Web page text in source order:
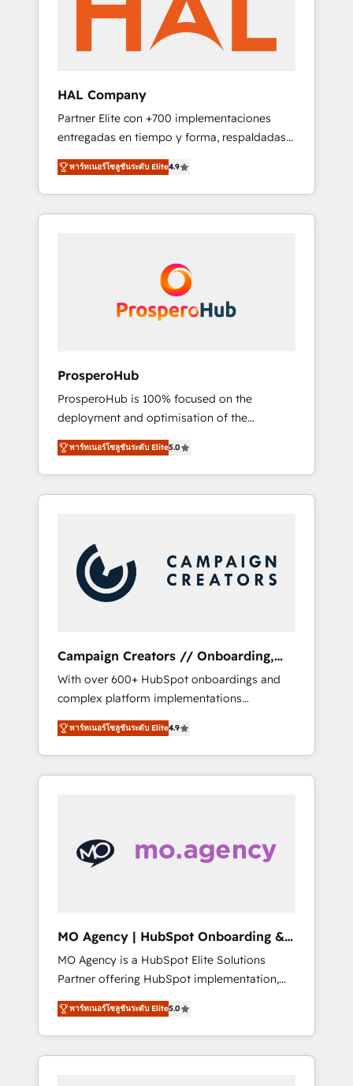
With extensive experience working with tech
companies and manufacturers since 2002,
we are committed to empowering our clients
implementation and seamless integration of
the CRM platform into your digital
ecosystem. Would you like support in
deploying your inbound marketing strategy?
We'll provide support tailored to your needs
and sales objectives. With 125+ certifications,
we are part of the most certified Canadian
coast), our services are offered in both
HAL Company
Partner Elite con +700 implementaciones
entregadas en tiempo y forma, respaldadas
por 6 acreditaciones de HubSpot y un
equipo de 6 Certified Trainers avalados por
HubSpot Academy. Acompañamos a las
empresas en cada etapa de su crecimiento
Nos caracterizamos por combinar excelencia
técnica con una mirada estratégica a largo
พาร์ทเนอร์โซลูชันระดับ Elite4.9
ProsperoHub
ProsperoHub is 100% focused on the
deployment and optimisation of the
HubSpot CRM platform. Our highly
experienced team of solutions experts will
ensure that you achieve maximum adoption
and ROI from your HubSpot investment. Use
your team on their HubSpot journey, design
and implement your processes and skilfully
bring your revenue infrastructure to life. Our
collaborative approach keeps you in control
supported over 500 organisations with
HubSpot implementation, optimisation,
training, and adoption assurance. Our tried
and tested Roadmap methodology will
ensure that you receive the best deployment
experience possible. Whether you are new to
HubSpot or seeking to turn around a poor
พาร์ทเนอร์โซลูชันระดับ Elite5.0
Campaign Creators // Onboarding,
CRM Migration
With over 600+ HubSpot onboardings and
complex platform implementations
delivered, CC is the go-to Elite Solutions
Partner for businesses ready to migrate,
replatform, and scale smarter. We specialize
in high-impact CRM and CMS migrations and
turning fragmented systems into unified,
growth-ready HubSpot architectures that
custom integrations across your full tech
stack. - Custom object setup, CMS builds, and
full-funnel automation. - Dashboards,
lifecycle campaigns, and lead nurturing
sequences. - Cross-hub setup across
Marketing, Sales, Operations, and Service
Hubs. - Ongoing optimization, managed
พาร์ทเนอร์โซลูชันระดับ Elite4.9
MO Agency | HubSpot Onboarding &
Implementation
MO Agency is a HubSpot Elite Solutions
Partner offering HubSpot implementation,
marketing automation, CRM and RevOps
consulting, B2B SEO, paid media, content
marketing, AEO and GEO (AI search
optimisation), and HubSpot Content Hub
พาร์ทเนอร์โซลูชันระดับ Elite5.0